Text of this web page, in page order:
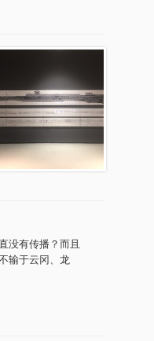
没有传播？而且
输于云冈、龙